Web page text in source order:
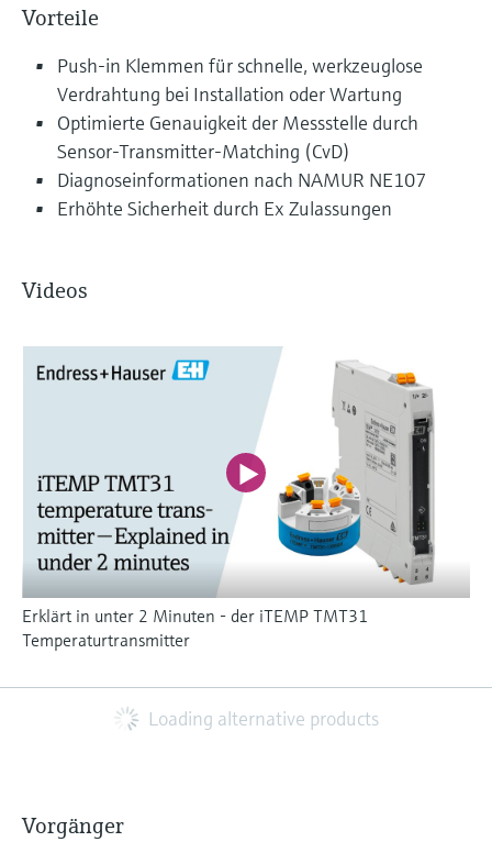
Vorteile
Push-in Klemmen für schnelle, werkzeuglose
Verdrahtung bei Installation oder Wartung
Optimierte Genauigkeit der Messstelle durch
Sensor-Transmitter-Matching (CvD)
Diagnoseinformationen nach NAMUR NE107
Erhöhte Sicherheit durch Ex Zulassungen
Videos
Erklärt in unter 2 Minuten - der iTEMP TMT31
Temperaturtransmitter
Loading alternative products
Vorgänger